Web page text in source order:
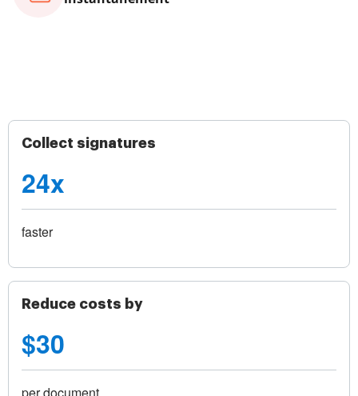
Collect signatures
24x
faster
Reduce costs by
$30